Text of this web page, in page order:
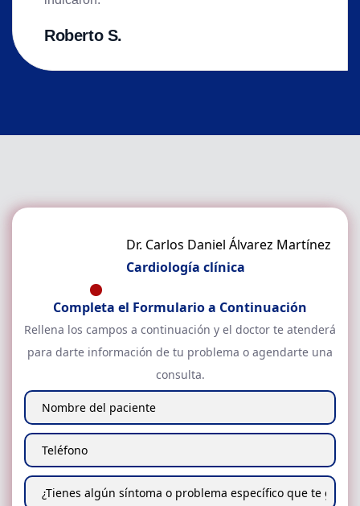
Roberto S.
Dr. Carlos Daniel Álvarez Martínez
Cardiología clínica
Completa el Formulario a Continuación
Rellena los campos a continuación y el doctor te atenderá
para darte información de tu problema o agendarte una
consulta.